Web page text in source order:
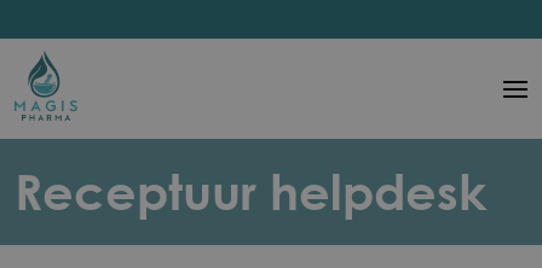
naar
hoofdinhoud
navigation
Waarom
beschimmelt
Receptuur helpdesk